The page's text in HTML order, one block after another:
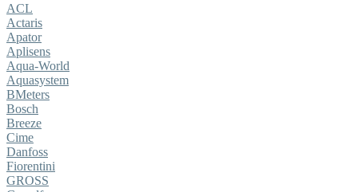
ACL
Actaris
Apator
Aplisens
Aqua-World
Aquasystem
BMeters
Bosch
Breeze
Cime
Danfoss
Fiorentini
GROSS